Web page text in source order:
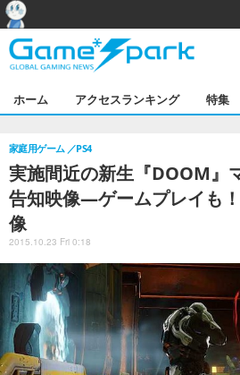
ホーム アクセスランキング 特集
実施間近の新生『DOOM』
告知映像―ゲームプレイも
像
家庭用ゲーム PS4
2015.10.23 Fri 0:18